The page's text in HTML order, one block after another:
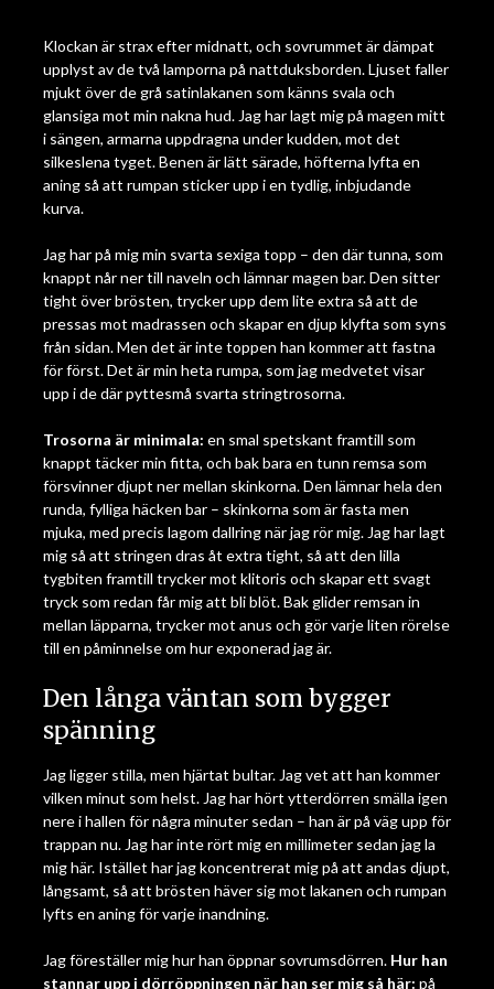
Klockan är strax efter midnatt, och sovrummet är dämpat
upplyst av de två lamporna på nattduksborden. Ljuset faller
mjukt över de grå satinlakanen som känns svala och
glansiga mot min nakna hud. Jag har lagt mig på magen mitt
i sängen, armarna uppdragna under kudden, mot det
silkeslena tyget. Benen är lätt särade, höfterna lyfta en
aning så att rumpan sticker upp i en tydlig, inbjudande
kurva.
Jag har på mig min svarta sexiga topp – den där tunna, som
knappt når ner till naveln och lämnar magen bar. Den sitter
tight över brösten, trycker upp dem lite extra så att de
pressas mot madrassen och skapar en djup klyfta som syns
från sidan. Men det är inte toppen han kommer att fastna
för först. Det är min heta rumpa, som jag medvetet visar
upp i de där pyttesmå svarta stringtrosorna.
Trosorna är minimala: en smal spetskant framtill som
knappt täcker min fitta, och bak bara en tunn remsa som
försvinner djupt ner mellan skinkorna. Den lämnar hela den
runda, fylliga häcken bar – skinkorna som är fasta men
mjuka, med precis lagom dallring när jag rör mig. Jag har lagt
mig så att stringen dras åt extra tight, så att den lilla
tygbiten framtill trycker mot klitoris och skapar ett svagt
tryck som redan får mig att bli blöt. Bak glider remsan in
mellan läpparna, trycker mot anus och gör varje liten rörelse
till en påminnelse om hur exponerad jag är.
Den långa väntan som bygger
spänning
Jag ligger stilla, men hjärtat bultar. Jag vet att han kommer
vilken minut som helst. Jag har hört ytterdörren smälla igen
nere i hallen för några minuter sedan – han är på väg upp för
trappan nu. Jag har inte rört mig en millimeter sedan jag la
mig här. Istället har jag koncentrerat mig på att andas djupt,
långsamt, så att brösten häver sig mot lakanen och rumpan
lyfts en aning för varje inandning.
Jag föreställer mig hur han öppnar sovrumsdörren. Hur han
stannar upp i dörröppningen när han ser mig så här: på